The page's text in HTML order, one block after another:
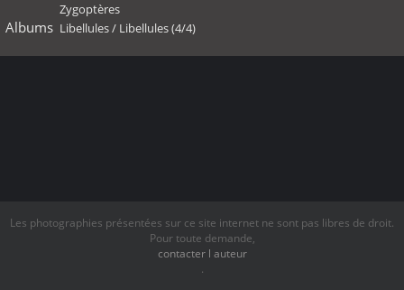
Zygoptères
Albums Libellules/ Libellules (4/4)
Les photographies présentées sur ce site internet ne sont pas libres de droit.
Pour toute demande,
contacter l auteur
.